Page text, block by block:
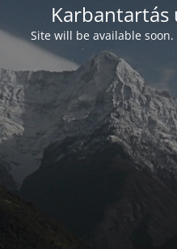
Karbantartás
Site will be available